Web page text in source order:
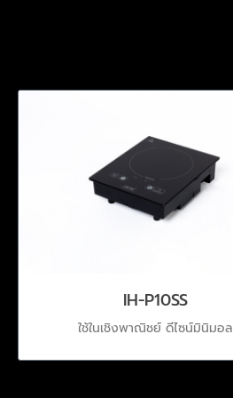
IH-P10SS
ใช้ในเชิงพาณิชย์ ดีไซน์มินิมอล